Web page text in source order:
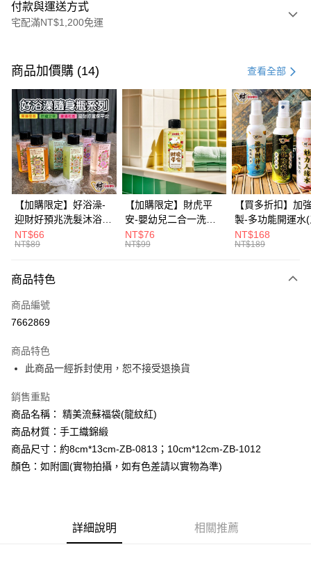
付款與運送方式
宅配滿NT$1,200免運
信用卡一次付款
信用卡分期付款
3 期 0 利率 每期NT$20 21家銀行
合作金庫商業銀行
第一商業銀行
華南商業銀行
彰化商業銀行
上海商業儲蓄銀行
台北富邦商業銀行
國泰世華商業銀行
兆豐國際商業銀行
臺灣中小企業銀行
台中商業銀行
匯豐（台灣）商業銀行
華泰商業銀行
聯邦商業銀行
遠東國際商業銀行
元大商業銀行
台灣樂天信用卡公司
6 期 0 利率 每期NT$10 21家銀行
合作金庫商業銀行
第一商業銀行
華南商業銀行
彰化商業銀行
上海商業儲蓄銀行
台北富邦商業銀行
國泰世華商業銀行
兆豐國際商業銀行
臺灣中小企業銀行
台中商業銀行
匯豐（台灣）商業銀行
聯邦商業銀行
玉山商業銀行
台灣樂天信用卡公司
12 期 0 利率 每期NT$5 21家銀行
合作金庫商業銀行
第一商業銀行
華南商業銀行
彰化商業銀行
上海商業儲蓄銀行
台北富邦商業銀行
國泰世華商業銀行
兆豐國際商業銀行
臺灣中小企業銀行
元大商業銀行
台新國際商業銀行
台灣樂天信用卡公司
超商取貨付款
LINE Pay
Apple Pay
悠遊付
Google Pay
大哥付你分期
【大哥付你分期使用說明】
1.本服務由台灣大哥大提供，台灣大哥大用戶可立即使用無須另外申請。
2.付款方式選擇「大哥付你分期」，訂單成立後會自動跳轉到大哥付的交易
流程，驗證手機門號後，選擇欲分期的期數、繳款截止日，確認付款後即完
成交易。
3.實際核准額度、可分期數及費用金額請依後續交易確認頁面所載為準。
4.訂單成立30分鐘內，如未前往確認交易或遇審核未通過，訂單將自動取
1.分期款項不併入電信帳單，「大哥付你分期」於每月結算日後寄送繳費提
AFTEE先享後付
相關說明
AFTEE先享後付是「在收到商品之後才付款」的支付方式。 讓您購物簡單
便利好安心！
【「AFTEE先享後付」結帳流程】
１．於結帳方式選擇「AFTEE先享後付」後，將跳轉至「AFTEE先享後付」
Hami Point
相關說明
商品加價購 (14) 查看全部
【加購限定】好浴澡-
迎財好預兆洗髮沐浴露
60ml(六款任選)【財神
小舖】PIF 財神嚴選，
瓶 旅遊出門最安心
NT$66
NT$89
【加購限定】財虎平
安-嬰幼兒二合一洗髮
沐浴露60ml《財神小
舖》【BABY-0601】
NT$76
NT$99
【買多折扣】加
製-多功能開運水
任選)《大師特製
《含開光》財神
NT$168
NT$189
商品特色
商品編號
7662869
商品特色
此商品一經拆封使用，恕不接受退換貨
銷售重點
商品名稱： 精美流蘇福袋(龍紋紅)
商品材質：手工織錦緞
商品尺寸：約8cm*13cm-ZB-0813；10cm*12cm-ZB-1012
顏色：如附圖(實物拍攝，如有色差請以實物為準)
詳細說明 相關推薦